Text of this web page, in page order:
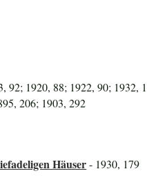
92; 1920, 88; 1922, 90; 1932,
206; 1903, 292
Häuser- 1930, 179